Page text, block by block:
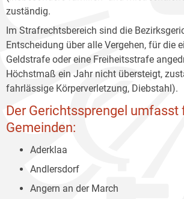
zuständig.
Im Strafrechtsbereich sind die
Entscheidung über alle Vergehen, für die
Geldstrafe oder eine Freiheitsstrafe
Höchstmaß ein Jahr nicht übersteigt,
fahrlässige Körperverletzung, Diebstahl).
Der Gerichtssprengel umfasst
Gemeinden:
Aderklaa
Andlersdorf
Angern an der March